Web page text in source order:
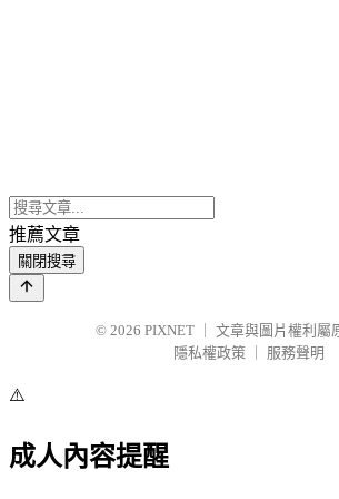
推薦文章
關閉搜尋
© 2026 PIXNET
文章與圖片權利屬
隱私權政策
服務聲明
⚠️
成人內容提醒